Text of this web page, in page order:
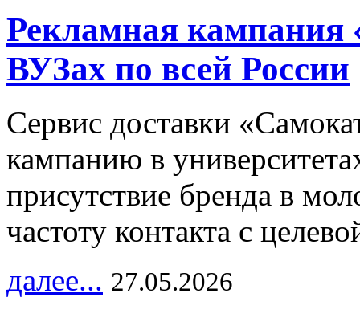
Рекламная кампания
ВУЗах по всей России
Сервис доставки
кампанию в
присутствие бренда в
частоту контакта с
далее... 27.05.2026